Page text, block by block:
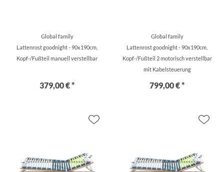
Global family
Lattenrost goodnight - 90x190cm,
Kopf-/Fußteil manuell verstellbar
379,00 € *
Global family
Lattenrost goodnight - 90x190cm,
Kopf-/Fußteil 2 motorisch verstellbar
mit Kabelsteuerung
799,00 € *